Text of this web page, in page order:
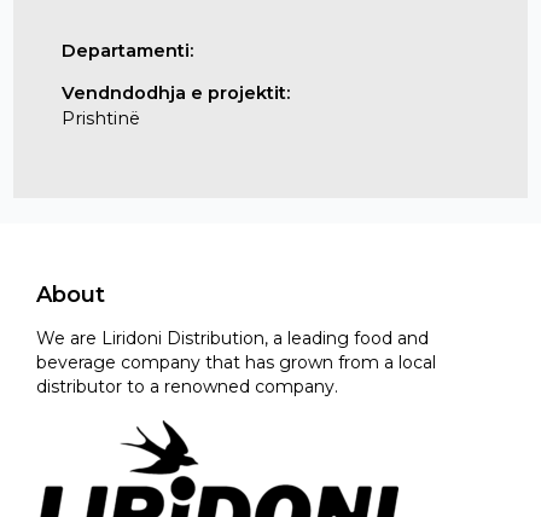
Departamenti:
Vendndodhja e projektit:
Prishtinë
About
We are Liridoni Distribution, a leading food and
beverage company that has grown from a local
distributor to a renowned company.